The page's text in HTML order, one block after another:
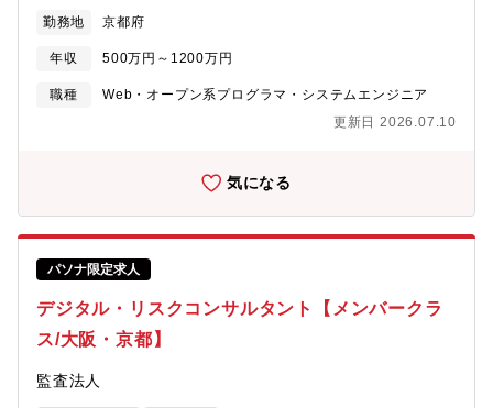
の魅力】工作機械は「機械を作る機械」「マザーマシン」ともい
われ、製造業を根幹から支える産業の一つです。高齢化に伴う生
産年齢人口の減少により、製造現場では熟練加工技術者の確保な
ど人材不足が課題となる中、お客様にとってより使いやすいアプ
属先情報】機能ごとに5～10名程度のグループが存在し、担当機能
に応じたグループに配属されます。
勤務地 京都府
年収 500万円～1200万円
職種
Web・オープン系プログラマ・システムエンジニア
更新日 2026.07.10
気になる
パソナ限定求人
デジタル・リスクコンサルタント【メンバークラ
ス/大阪・京都】
監査法人